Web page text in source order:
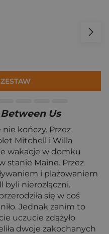
Us
nie kończy. Przez
Mitchell i Willa
wakacje w domku
stanie Maine. Przez
i plażowaniem
nierozłączni.
się w coś
Jednak zanim to
uczucie zdążyło
dwoje zakochanych